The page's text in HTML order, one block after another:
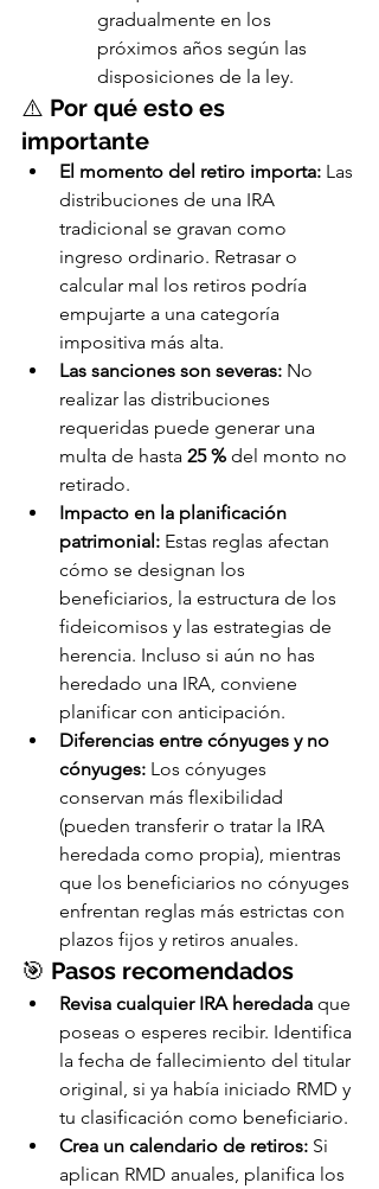
gradualmente en los
próximos años según las
disposiciones de la ley.
⚠️ Por qué esto es
importante
El momento del retiro importa: Las
distribuciones de una IRA
tradicional se gravan como
ingreso ordinario. Retrasar o
calcular mal los retiros podría
empujarte a una categoría
impositiva más alta.
Las sanciones son severas: No
realizar las distribuciones
requeridas puede generar una
multa de hasta 25 % del monto no
retirado.
Impacto en la planificación
patrimonial: Estas reglas afectan
cómo se designan los
beneficiarios, la estructura de los
fideicomisos y las estrategias de
herencia. Incluso si aún no has
heredado una IRA, conviene
planificar con anticipación.
Diferencias entre cónyuges y no
cónyuges: Los cónyuges
conservan más flexibilidad
(pueden transferir o tratar la IRA
heredada como propia), mientras
que los beneficiarios no cónyuges
enfrentan reglas más estrictas con
plazos fijos y retiros anuales.
🎯 Pasos recomendados
Revisa cualquier IRA heredada que
poseas o esperes recibir. Identifica
la fecha de fallecimiento del titular
original, si ya había iniciado RMD y
tu clasificación como beneficiario.
Crea un calendario de retiros: Si
aplican RMD anuales, planifica los